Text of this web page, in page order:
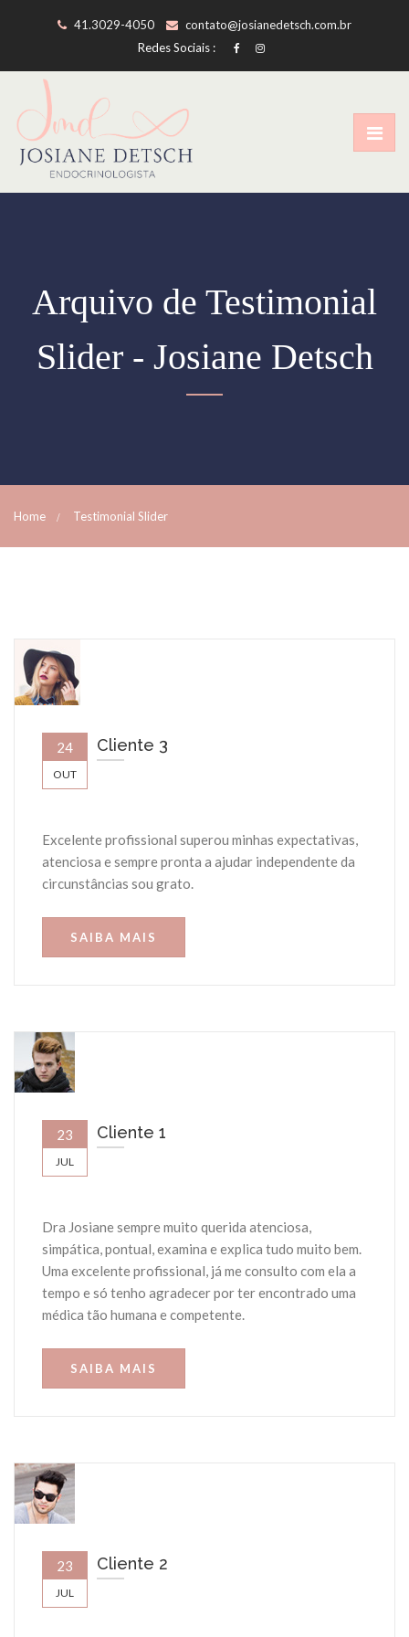
41.3029-4050
contato@josianedetsch.com.br
Redes Sociais :
Arquivo de Testimonial
Slider - Josiane Detsch
Home Testimonial Slider
24
OUT
Cliente 3
Excelente profissional superou minhas expectativas,
atenciosa e sempre pronta a ajudar independente da
circunstâncias sou grato.
SAIBA MAIS
23
JUL
Cliente 1
Dra Josiane sempre muito querida atenciosa,
simpática, pontual, examina e explica tudo muito bem.
Uma excelente profissional, já me consulto com ela a
tempo e só tenho agradecer por ter encontrado uma
médica tão humana e competente.
SAIBA MAIS
23
JUL
Cliente 2